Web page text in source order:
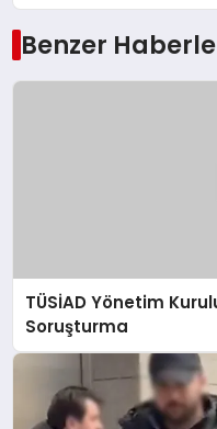
Benzer
TÜSİAD Yönetim
Soruşturma